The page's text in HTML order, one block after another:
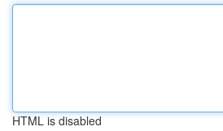
HTML is disabled